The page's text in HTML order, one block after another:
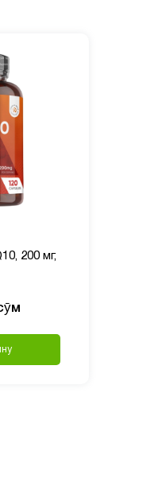
200 мг,